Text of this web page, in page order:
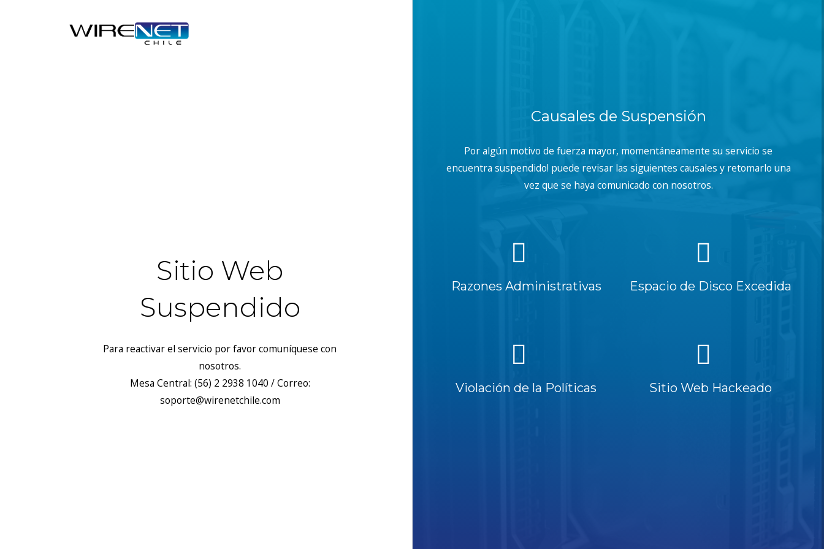
Sitio Web
Suspendido
Para reactivar el servicio por favor comuníquese con
nosotros.
Mesa Central: (56) 2 2938 1040 / Correo:
soporte@wirenetchile.com
Causales de Suspensión
Por algún motivo de fuerza mayor, momentáneamente su servicio se
encuentra suspendido! puede revisar las siguientes causales y retomarlo una
vez que se haya comunicado con nosotros.
Razones Administrativas Espacio de Disco Excedida
Violación de la Políticas Sitio Web Hackeado